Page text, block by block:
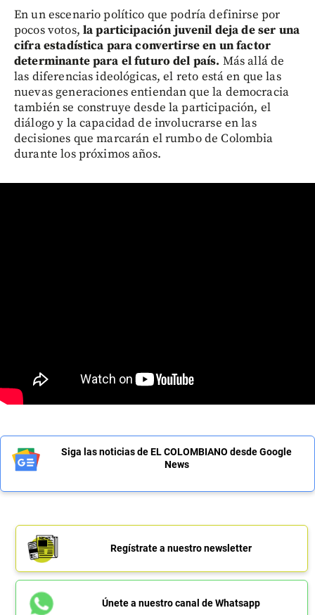
En un escenario político que podría definirse por
pocos votos, la participación juvenil deja de ser una
cifra estadística para convertirse en un factor
determinante para el futuro del país. Más allá de
las diferencias ideológicas, el reto está en que las
nuevas generaciones entiendan que la democracia
también se construye desde la participación, el
diálogo y la capacidad de involucrarse en las
decisiones que marcarán el rumbo de Colombia
durante los próximos años.
Siga las noticias de EL COLOMBIANO desde Google
News
Regístrate a nuestro newsletter
Únete a nuestro canal de Whatsapp